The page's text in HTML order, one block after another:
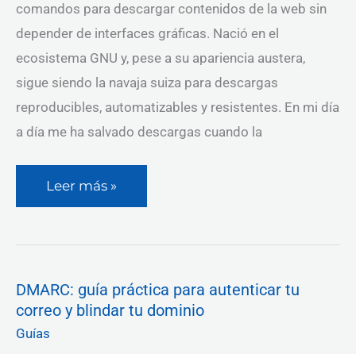
comandos para descargar contenidos de la web sin
depender de interfaces gráficas. Nació en el
ecosistema GNU y, pese a su apariencia austera,
sigue siendo la navaja suiza para descargas
reproducibles, automatizables y resistentes. En mi día
a día me ha salvado descargas cuando la
Leer más »
DMARC: guía práctica para autenticar tu
correo y blindar tu dominio
Guías
DMARC:
guía
práctica
autenticar